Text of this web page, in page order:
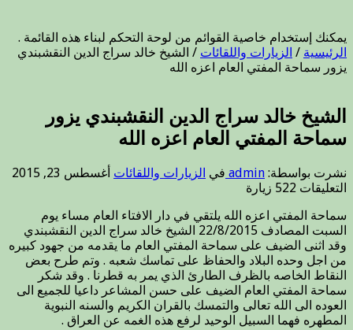
يمكنك إستخدام خاصية القوائم من لوحة التحكم لبناء هذه القائمة .
الرئيسية / الزيارات واللقائات / الشيخ خالد سراج الدين النقشبندي
يزور سماحة المفتي العام اعزه الله
الشيخ خالد سراج الدين النقشبندي يزور
سماحة المفتي العام اعزه الله
نشرت بواسطة: admin في الزيارات واللقائات أغسطس 23, 2015
التعليقات على
خالد
سراج
الدين
النقشبندي
يزور
سماحة
المفتي
العام
522 زيارة
سماحة المفتي اعزه الله يلتقي في دار الافتاء العام مساء يوم
السبت المصادف 22/8/2015 الشيخ خالد سراج الدين النقشبندي
وقد اثنى الضيف على سماحة المفتي العام ما يقدمه من جهود كبيره
من اجل وحده البلاد والحفاظ على تماسك شعبه . وتم طرح بعض
النقاط الخاصه بالظرف الطارئ الذي يمر به قطرنا . وقد شكر
سماحة المفتي العام الضيف على حسن المشاعر داعيا للجميع الى
العوده الى الله تعالى والتمسك بالقران الكريم والسنه النبوية
المطهره فهما السبيل الوحيد لرفع هذه الغمه عن العراق .